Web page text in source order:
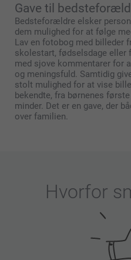
Gave til
Bedsteforældre elsker
dem mulighed for at følge
Lav en fotobog med billeder
skolestart, fødselsdage
med sjove kommentarer for
og meningsfuld. Samtidig
stolt mulighed for at vise
bekendte, fra børnenes
minder. Det er en gave, der
over familien.
Hvorfor